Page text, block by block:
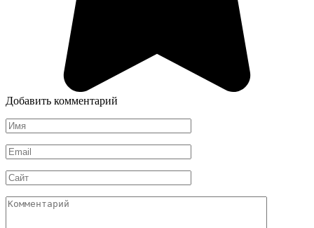
Добавить комментарий
Имя
*
Email
*
Сайт
Комментарий